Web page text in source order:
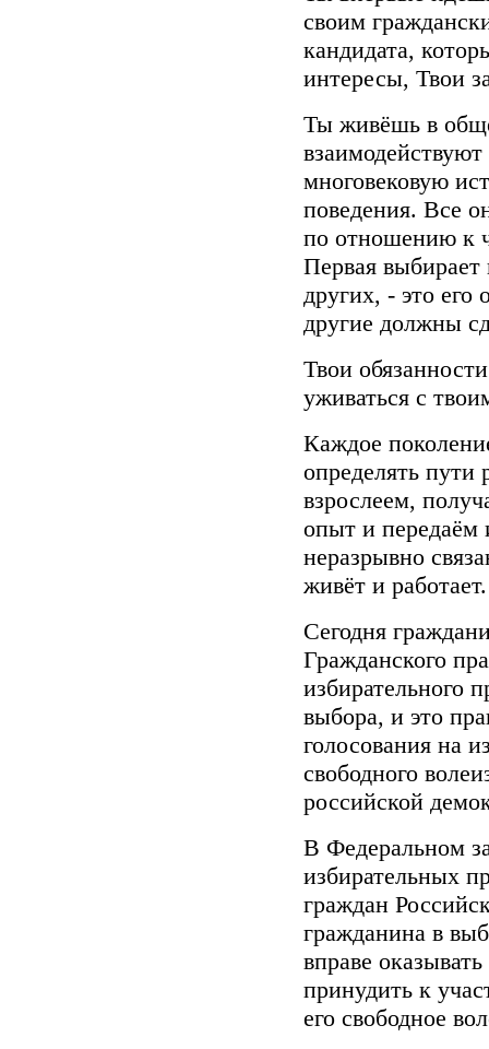
своим
кандидата,
интересы, Твои
Ты живёшь в
многовековую
поведения. Все
по отношению к
Первая выбирает
других, - это его
другие должны
Твои
уживаться с
Каждое
определять
взрослеем,
опыт и
неразрывно
живёт и работает.
Сегодня
Гражданского
избирательного
выбора, и это
голосования на
свободного
российской
В Федеральном
избирательных
граждан
гражданина в
вправе
принудить к
его свободное